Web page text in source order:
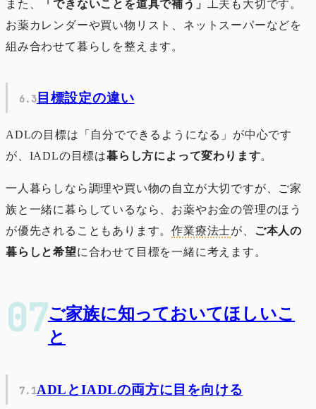
また、 「できないことを道具で補う」 工夫も大切です。
お薬カレンダーや買い物リスト、ネットスーパーなどを
組み合わせて暮らしを整えます。
目標設定の違い
ADLの目標は「自分でできるようになる」が中心です
が、IADLの目標は暮らし方によって変わります。
一人暮らしなら調理や買い物の自立が大切ですが、ご家
族と一緒に暮らしているなら、お薬やお金の管理のほう
が優先されることもあります。作業療法士が、
ご本人の
暮らしと希望に合わせて目標を一緒に考えます。
ご家族に知っておいてほしいこ
と
ADLとIADLの両方に目を向ける